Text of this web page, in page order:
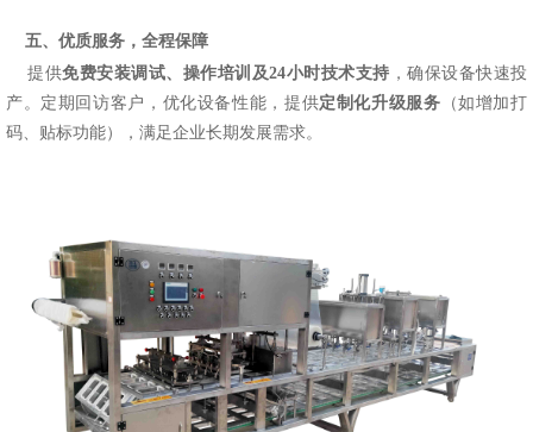
五、优质服务，全程保障
提供免费安装调试、操作培训及24小时技术支持 ，确保设备快速投
产。定期回访客户，优化设备性能，提供定制化升级服务 （如增加打
码、贴标功能），满足企业长期发展需求。